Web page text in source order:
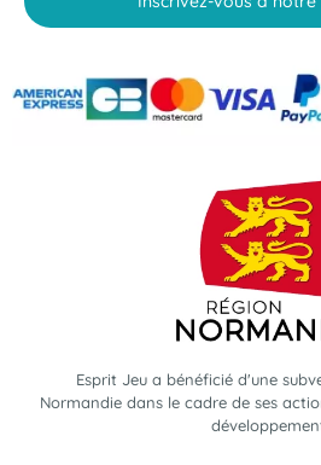
Esprit Jeu a bénéficié d'une
Normandie dans le cadre de ses